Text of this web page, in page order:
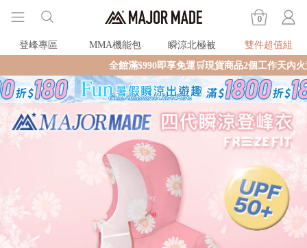
0
登峰專區 MMA機能包 瞬涼北極被
雙件超值組
全館滿$990即享免運🛒現貨商品2個工作天內火速寄出🚚滿額再送